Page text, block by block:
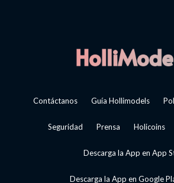
Contáctanos Guía Hollimodels
Seguridad Prensa Holicoins
Descarga la App en App
Descarga la App en Google